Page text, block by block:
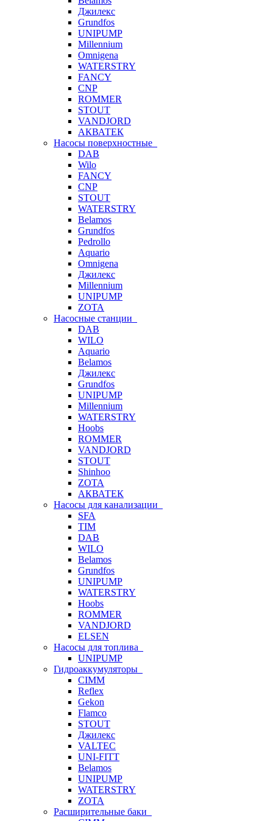
Джилекс
Grundfos
UNIPUMP
Millennium
Omnigena
WATERSTRY
FANCY
CNP
ROMMER
STOUT
VANDJORD
АКВАТЕК
Насосы поверхностные
DAB
Wilo
FANCY
CNP
STOUT
WATERSTRY
Belamos
Grundfos
Pedrollo
Aquario
Omnigena
Джилекс
Millennium
UNIPUMP
ZOTA
Насосные станции
DAB
WILO
Aquario
Belamos
Джилекс
Grundfos
UNIPUMP
Millennium
WATERSTRY
Hoobs
ROMMER
VANDJORD
STOUT
Shinhoo
ZOTA
АКВАТЕК
Насосы для канализации
SFA
TIM
DAB
WILO
Belamos
Grundfos
UNIPUMP
WATERSTRY
Hoobs
ROMMER
VANDJORD
ELSEN
Насосы для топлива
UNIPUMP
Гидроаккумуляторы
CIMM
Reflex
Gekon
Flamco
STOUT
Джилекс
VALTEC
UNI-FITT
Belamos
UNIPUMP
WATERSTRY
ZOTA
Расширительные баки